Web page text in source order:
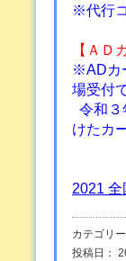
※代行
【ＡＤ
※ADカ
場受付
令和３
けたカ
2021
カテゴリー
投稿日：